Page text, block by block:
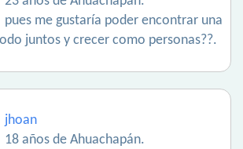
pues me gustaría poder encontrar una
juntos y crecer como personas??.
jhoan
18 años de Ahuachapán.